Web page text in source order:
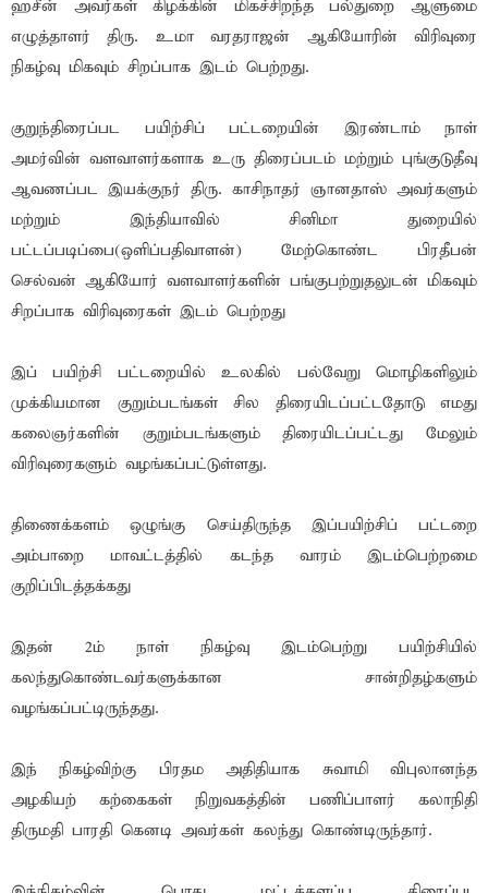
ஹசீன் அவர்கள் கிழக்கின் மிகச்சிறந்த பல்துறை ஆளுமை
எழுத்தாளர் திரு. உமா வரதராஜன் ஆகியோரின் விரிவுரை
நிகழ்வு மிகவும் சிறப்பாக இடம் பெற்றது.
குறுந்திரைப்பட பயிற்சிப் பட்டறையின் இரண்டாம் நாள்
அமர்வின் வளவாளர்களாக உரு திரைப்படம் மற்றும் புங்குடுதீவு
ஆவணப்பட இயக்குநர் திரு. காசிநாதர் ஞானதாஸ் அவர்களும்
மற்றும் இந்தியாவில் சினிமா துறையில்
பட்டப்படிப்பை(ஒளிப்பதிவாளன்) மேற்கொண்ட பிரதீபன்
செல்வன் ஆகியோர் வளவாளர்களின் பங்குபற்றுதலுடன் மிகவும்
சிறப்பாக விரிவுரைகள் இடம் பெற்றது
இப் பயிற்சி பட்டறையில் உலகில் பல்வேறு மொழிகளிலும்
முக்கியமான குறும்படங்கள் சில திரையிடப்பட்டதோடு எமது
கலைஞர்களின் குறும்படங்களும் திரையிடப்பட்டது மேலும்
விரிவுரைகளும் வழங்கப்பட்டுள்ளது.
திணைக்களம் ஒழுங்கு செய்திருந்த இப்பயிற்சிப் பட்டறை
அம்பாறை மாவட்டத்தில் கடந்த வாரம் இடம்பெற்றமை
குறிப்பிடத்தக்கது
இதன் 2ம் நாள் நிகழ்வு இடம்பெற்று பயிற்சியில்
கலந்துகொண்டவர்களுக்கான சான்றிதழ்களும்
வழங்கப்பட்டிருந்தது.
இந் நிகழ்விற்கு பிரதம அதிதியாக சுவாமி விபுலானந்த
அழகியற் கற்கைகள் நிறுவகத்தின் பணிப்பாளர் கலாநிதி
திருமதி பாரதி கெனடி அவர்கள் கலந்து கொண்டிருந்தார்.